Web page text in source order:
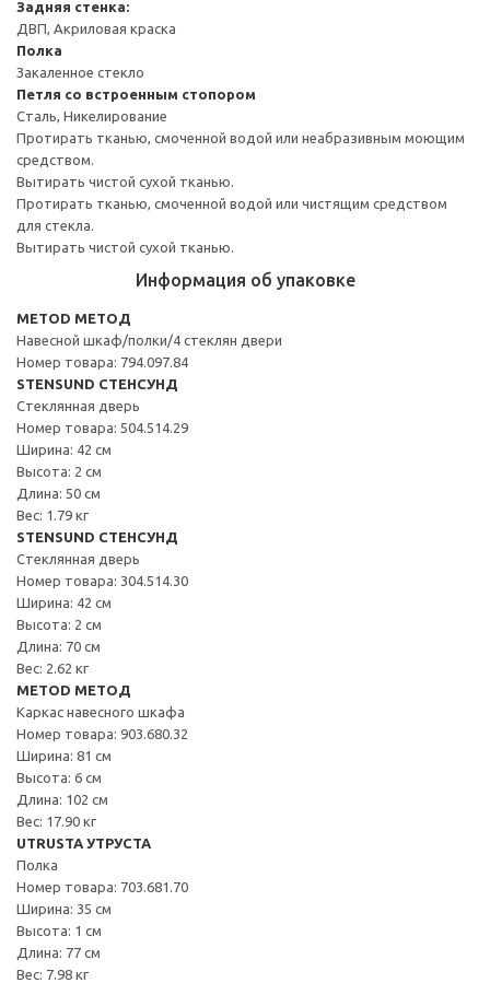
Задняя стенка:
ДВП, Акриловая краска
Полка
Закаленное стекло
Петля со встроенным стопором
Сталь, Никелирование
Протирать тканью, смоченной водой или неабразивным моющим
средством.
Вытирать чистой сухой тканью.
Протирать тканью, смоченной водой или чистящим средством
для стекла.
Вытирать чистой сухой тканью.
Информация об упаковке
METOD МЕТОД
Навесной шкаф/полки/4 стеклян двери
Номер товара: 794.097.84
STENSUND СТЕНСУНД
Стеклянная дверь
Номер товара: 504.514.29
Ширина: 42 см
Высота: 2 см
Длина: 50 см
Вес: 1.79 кг
STENSUND СТЕНСУНД
Стеклянная дверь
Номер товара: 304.514.30
Ширина: 42 см
Высота: 2 см
Длина: 70 см
Вес: 2.62 кг
METOD МЕТОД
Каркас навесного шкафа
Номер товара: 903.680.32
Ширина: 81 см
Высота: 6 см
Длина: 102 см
Вес: 17.90 кг
UTRUSTA УТРУСТА
Полка
Номер товара: 703.681.70
Ширина: 35 см
Высота: 1 см
Длина: 77 см
Вес: 7.98 кг